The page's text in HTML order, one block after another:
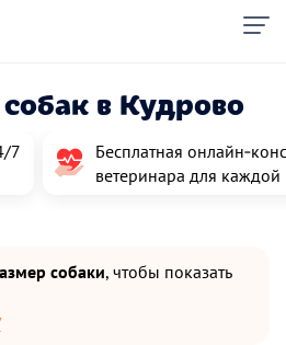
в Кудрово
7
Бесплатная
ветеринара для
собаки, чтобы показать